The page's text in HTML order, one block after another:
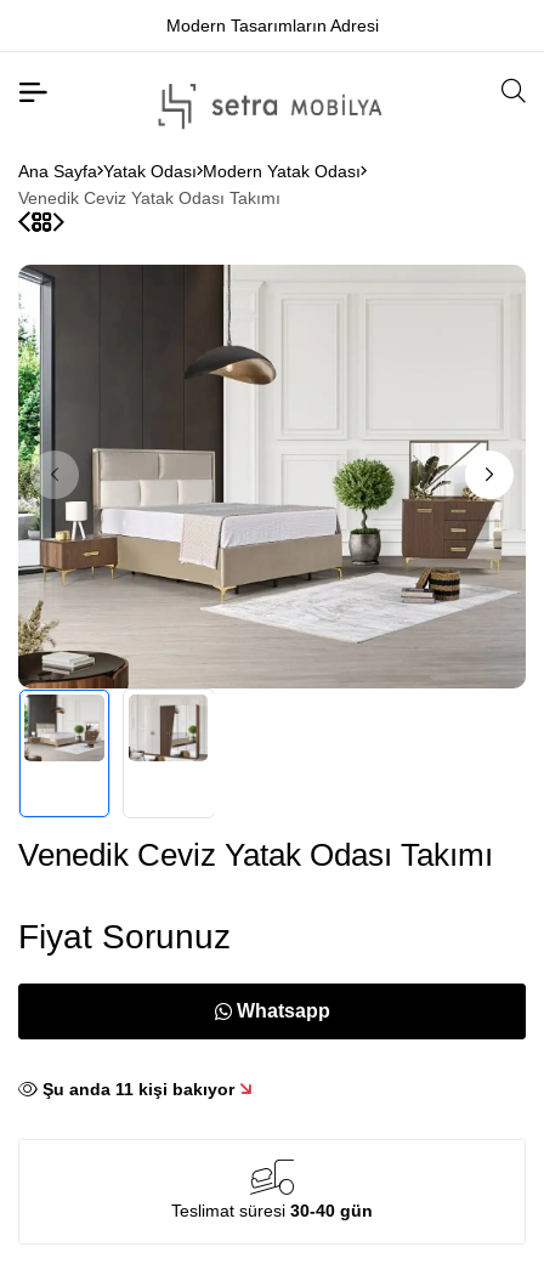
Modern Tasarımların Adresi
Ana Sayfa Yatak Odası Modern Yatak Odası
Venedik Ceviz Yatak Odası Takımı
Venedik Ceviz Yatak Odası Takımı
Fiyat Sorunuz
Whatsapp
Şu anda 11 kişi bakıyor
Teslimat süresi 30-40 gün